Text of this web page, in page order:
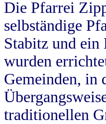
Die Pfarrei
selbständige
Stabitz und
wurden
Gemeinden, in
traditionellen